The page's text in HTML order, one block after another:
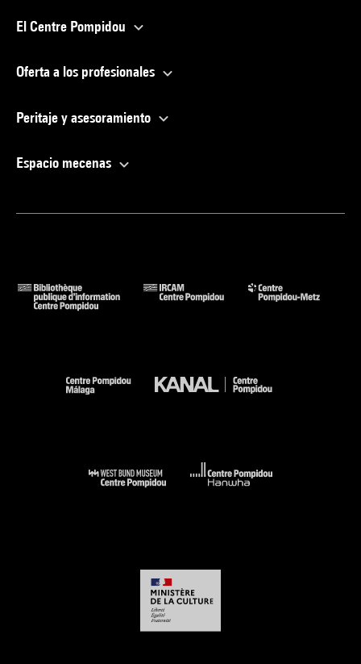
El Centre Pompidou
Oferta a los profesionales
Peritaje y asesoramiento
Espacio mecenas